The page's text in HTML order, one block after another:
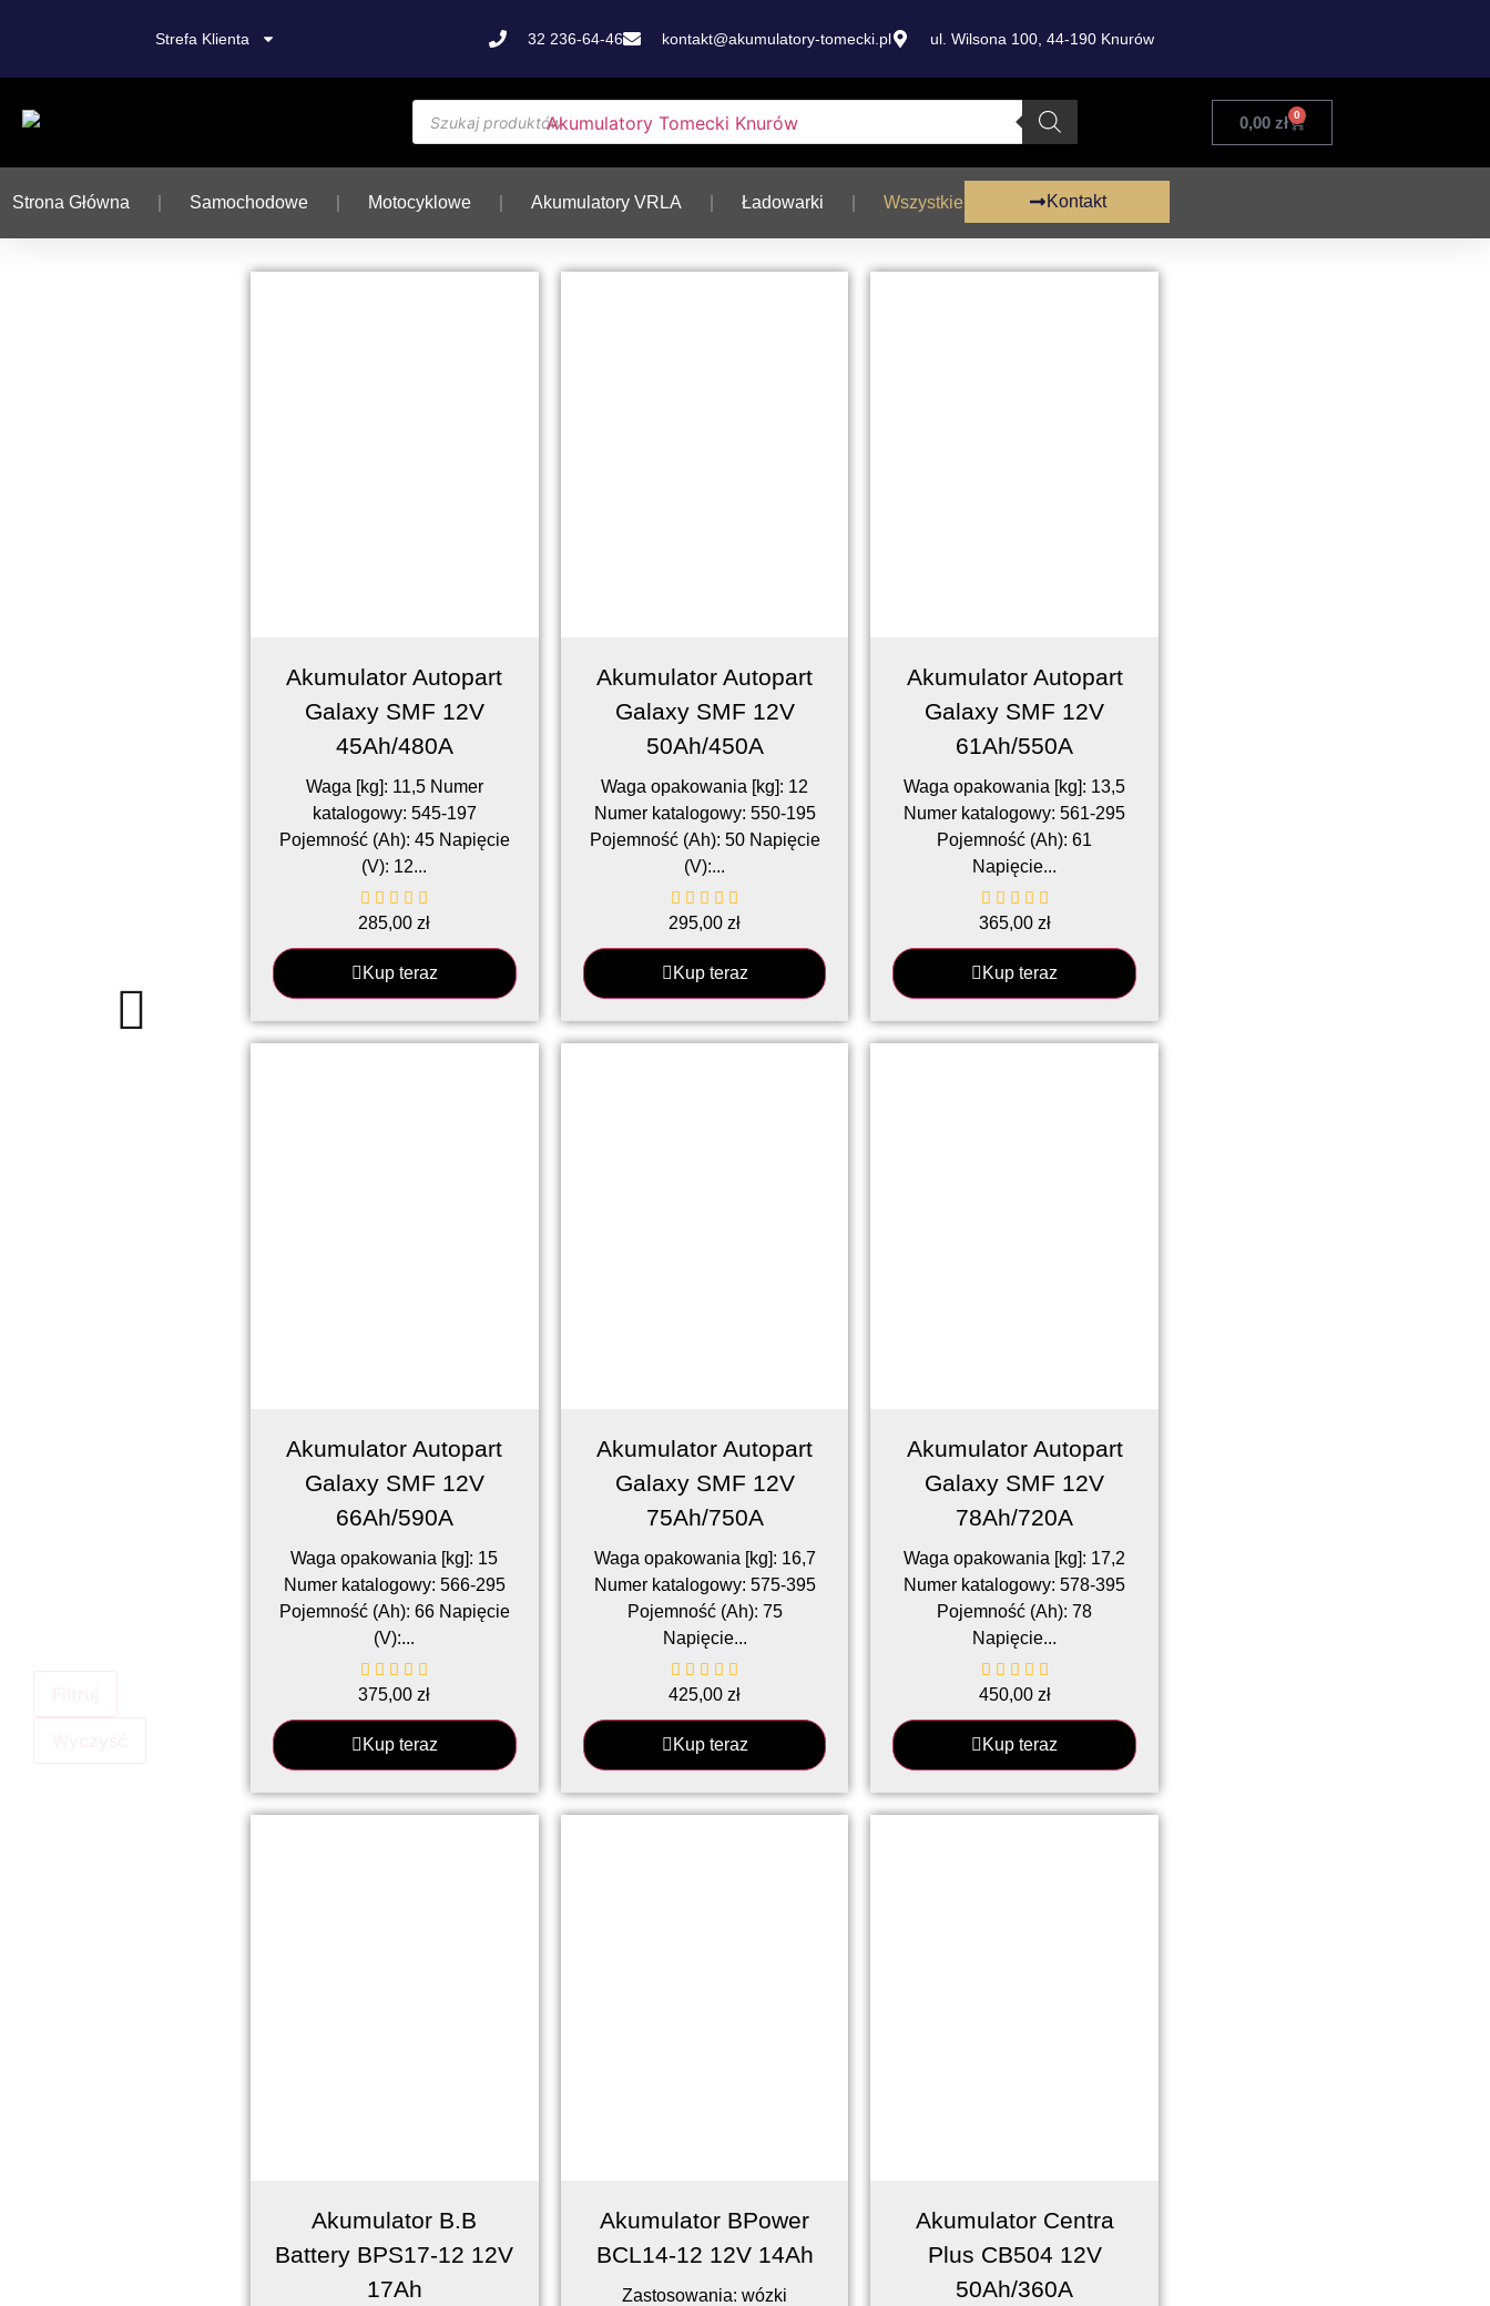
32 236-64-46 kontakt@akumulatory-tomecki.pl ul. Wilsona 100, 44-190 Knurów
Strefa Klienta
0,00 zł 0
Strona Główna Samochodowe Motocyklowe Akumulatory VRLA Ładowarki Wszystkie Kontakt
Akumulator Autopart
Galaxy SMF 12V
45Ah/480A
Waga [kg]: 11,5 Numer
katalogowy: 545-197
Pojemność (Ah): 45 Napięcie
(V): 12...
285,00zł
Kup teraz
Akumulator Autopart
Galaxy SMF 12V
50Ah/450A
Waga opakowania [kg]: 12
Numer katalogowy: 550-195
Pojemność (Ah): 50 Napięcie
(V):...
295,00zł
Kup teraz
Akumulator Autopart
Galaxy SMF 12V
61Ah/550A
Waga opakowania [kg]: 13,5
Numer katalogowy: 561-295
Pojemność (Ah): 61
Napięcie...
365,00 zł
Kup teraz
Akumulator Autopart
Galaxy SMF 12V
66Ah/590A
Waga opakowania [kg]: 15
Numer katalogowy: 566-295
Pojemność (Ah): 66 Napięcie
(V):...
375,00zł
Kup teraz
Akumulator Autopart
Galaxy SMF 12V
75Ah/750A
Waga opakowania [kg]: 16,7
Numer katalogowy: 575-395
Pojemność (Ah): 75
Napięcie...
425,00zł
Kup teraz
Akumulator Autopart
Galaxy SMF 12V
78Ah/720A
Waga opakowania [kg]: 17,2
Numer katalogowy: 578-395
Pojemność (Ah): 78
Napięcie...
450,00 zł
Kup teraz
Akumulator B.B
Battery BPS17-12 12V
17Ah
Akumulator BPower
BCL14-12 12V 14Ah
Zastosowania: wózki
Akumulator Centra
Plus CB504 12V
50Ah/360A